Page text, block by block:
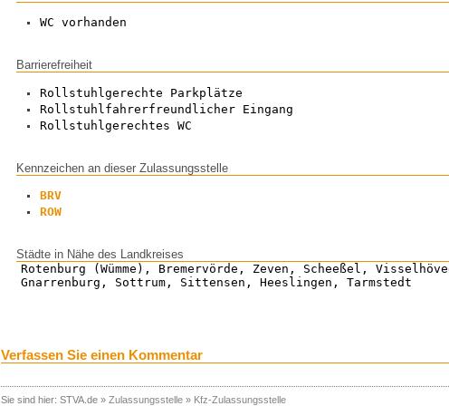
WC vorhanden
Barrierefreiheit
Rollstuhlgerechte Parkplätze
Rollstuhlfahrerfreundlicher Eingang
Rollstuhlgerechtes WC
Kennzeichen an dieser Zulassungsstelle
BRV
ROW
Städte in Nähe des Landkreises
Rotenburg (Wümme), Bremervörde, Zeven, Scheeßel,
Gnarrenburg, Sottrum, Sittensen, Heeslingen, Tarmstedt
Verfassen Sie einen Kommentar
Sie sind hier: STVA.de» Zulassungsstelle» Kfz-Zulassungsstelle